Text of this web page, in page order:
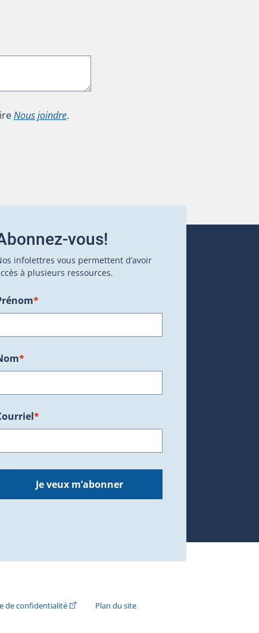
Nous joindre.
nouvelle fenêtre.)
une nouvelle fenêtre.)
vous!
infolettres vous permettent d’avoir
à plusieurs ressources.
*
*
*
Je veux m’abonner
s'ouvrira dans une nouvelle fenêtre.)
de confidentialité(Cet hyperlien externe s'ouvrira dans une nouvelle
Plan du site